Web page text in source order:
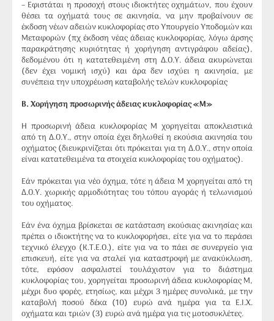
– Εφιστάται η προσοχή στους ιδιοκτήτες οχημάτων, που έχουν
θέσει τα οχήματά τους σε ακινησία, να μην προβαίνουν σε
έκδοση νέων αδειών κυκλοφορίας στο Υπουργείο Υποδομών και
Μεταφορών (πχ έκδοση νέας άδειας κυκλοφορίας, λόγω άρσης
παρακράτησης κυριότητας ή χορήγηση αντιγράφου αδείας),
δεδομένου ότι η κατατεθειμένη στη Δ.Ο.Υ. άδεια ακυρώνεται
(δεν έχει νομική ισχύ) και άρα δεν ισχύει η ακινησία, με
συνέπεια την υποχρέωση καταβολής τελών κυκλοφορίας
B. Χορήγηση προσωρινής άδειας κυκλοφορίας «Μ»
Η προσωρινή άδεια κυκλοφορίας Μ χορηγείται αποκλειστικά
από τη Δ.Ο.Υ., στην οποία έχει δηλωθεί η εκούσια ακινησία του
οχήματος (διευκρινίζεται ότι πρόκειται για τη Δ.Ο.Υ., στην οποία
είναι κατατεθειμένα τα στοιχεία κυκλοφορίας του οχήματος).
Εάν πρόκειται για νέο όχημα, τότε η άδεια Μ χορηγείται από τη
Δ.Ο.Υ. χωρικής αρμοδιότητας του τόπου αγοράς ή τελωνισμού
του οχήματος.
Εάν ένα όχημα βρίσκεται σε κατάσταση εκούσιας ακινησίας και
πρέπει ο ιδιοκτήτης να το κυκλοφορήσει, είτε για να το περάσει
τεχνικό έλεγχο (Κ.Τ.Ε.Ο.), είτε για να το πάει σε συνεργείο για
επισκευή, είτε για να σταλεί για καταστροφή με ανακύκλωση,
τότε, εφόσον ασφαλιστεί τουλάχιστον για το διάστημα
κυκλοφορίας του, χορηγείται προσωρινή άδεια κυκλοφορίας Μ,
μέχρι δυο φορές, ετησίως, και μέχρι 3 ημέρες συνολικά, με την
καταβολή ποσού δέκα (10) ευρώ ανά ημέρα για τα Ε.Ι.Χ.
οχήματα και τριών (3) ευρώ ανά ημέρα για τις μοτοσυκλέτες.